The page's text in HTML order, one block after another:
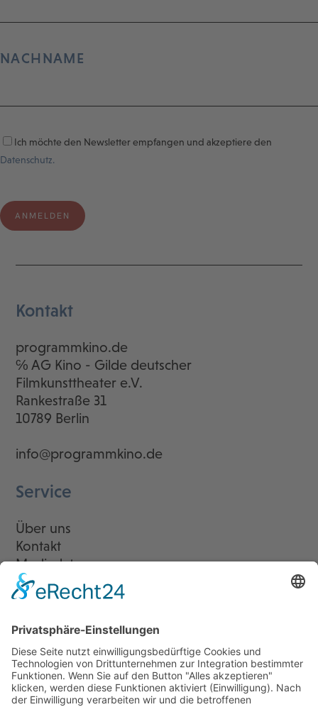
NACHNAME
Ich möchte den Newsletter empfangen und akzeptiere den
Datenschutz.
Kontakt
programmkino.de
℅ AG Kino - Gilde deutscher
Filmkunsttheater e.V.
Rankestraße 31
10789 Berlin
info@programmkino.de
Service
Über uns
Kontakt
Mediadaten
Newsletter
LogIn
Legal
Impressum
Datenschutzerklärung